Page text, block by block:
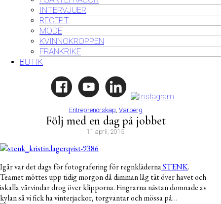
INTERVJUER
RECEPT
MODE
KVINNOKROPPEN
FRANKRIKE
BUTIK
Entreprenörskap, Varberg
Följ med en dag på jobbet
11 april, 2015
Igår var det dags för fotografering för regnklädernaSTENK.
Teamet möttes upp tidig morgon då dimman låg tät över havet och
iskalla vårvindar drog över klipporna. Fingrarna nästan domnade av
kylan så vi fick ha vinterjackor, torgvantar och mössa på…